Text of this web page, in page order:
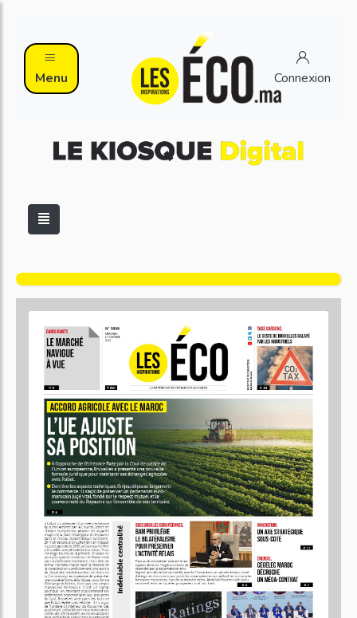
Menu Connexion